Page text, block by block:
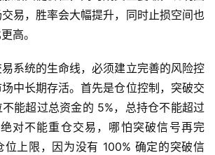
易，胜率会大幅提升，同时止损空间也
高。
系统的生命线，必须建立完善的风险控
中长期存活。首先是仓位控制，突破交
能超过总资金的 5%，总持仓不能超过
对不能重仓交易，哪怕突破信号再完
位上限，因为没有 100% 确定的突破信